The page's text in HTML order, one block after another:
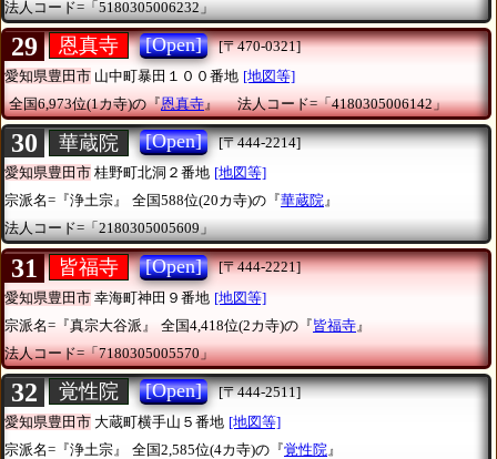
法人コード=「5180305006232」
29 恩真寺 [Open]
[〒470-0321]
愛知県豊田市 山中町暴田１００番地 [地図等]
全国6,973位(1カ寺)の『恩真寺』 法人コード=「4180305006142」
30 華蔵院 [Open]
[〒444-2214]
愛知県豊田市 桂野町北洞２番地 [地図等]
宗派名=『浄土宗』
全国588位(20カ寺)の『華蔵院』
法人コード=「2180305005609」
31 皆福寺 [Open]
[〒444-2221]
愛知県豊田市 幸海町神田９番地 [地図等]
宗派名=『真宗大谷派』
全国4,418位(2カ寺)の『皆福寺 』
法人コード=「7180305005570」
32 覚性院 [Open]
[〒444-2511]
愛知県豊田市 大蔵町横手山５番地 [地図等]
宗派名=『浄土宗』
全国2,585位(4カ寺)の『覚性院 』